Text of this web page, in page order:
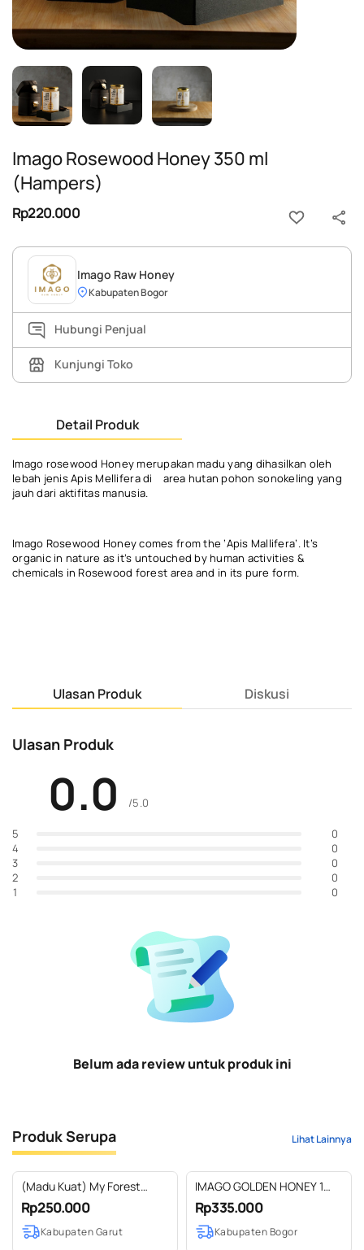
Imago Rosewood Honey 350 ml
(Hampers)
Rp220.000
Imago Raw Honey
Kabupaten Bogor
Hubungi Penjual
Kunjungi Toko
Detail Produk
Imago rosewood Honey merupakan madu yang dihasilkan oleh
lebah jenis Apis Mellifera di area hutan pohon sonokeling yang
jauh dari aktifitas manusia.
Imago Rosewood Honey comes from the ‘Apis Mallifera’. It’s
organic in nature as it’s untouched by human activities &
chemicals in Rosewood forest area and in its pure form.
Ulasan Produk Diskusi
Ulasan Produk
0.0 /5.0
5
0
4
0
3
0
2
0
1
0
Belum ada review untuk produk ini
Produk Serupa Lihat Lainnya
(Madu Kuat) My Forest
Trisata Black Honey 300
grm
Rp250.000
Kabupaten Garut
IMAGO GOLDEN HONEY 1
LITER
Rp335.000
Kabupaten Bogor